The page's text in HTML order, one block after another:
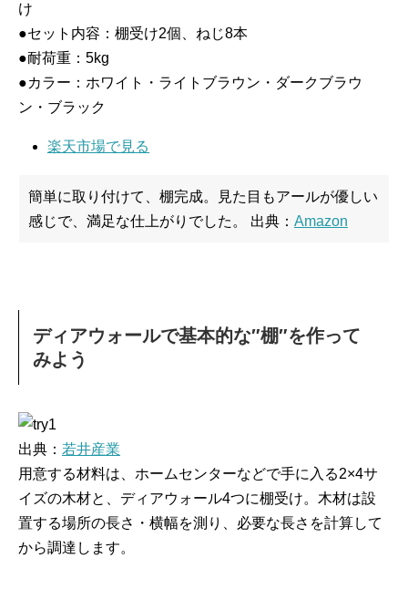
け
●セット内容：棚受け2個、ねじ8本
●耐荷重：5kg
●カラー：ホワイト・ライトブラウン・ダークブラウ
ン・ブラック
楽天市場で見る
簡単に取り付けて、棚完成。見た目もアールが優しい
感じで、満足な仕上がりでした。 出典： Amazon
ディアウォールで基本的な″棚″を作って
みよう
出典： 若井産業
用意する材料は、ホームセンターなどで手に入る2×4サ
イズの木材と、ディアウォール4つに棚受け。木材は設
置する場所の長さ・横幅を測り、必要な長さを計算して
から調達します。